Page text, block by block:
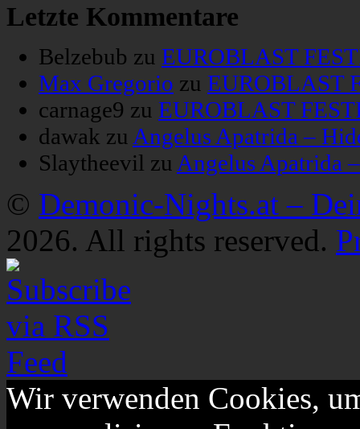
Letzte Kommentare
Belzebub zu EUROBLAST
Max Gregorio zu EUROBLAST
carnage9 zu EUROBLAST
dawak zu Angelus Apatrida –
Slaytheevil zu Angelus Apatrida
© Demonic-Nights.at –
2026. All rights reserved.
Wir verwenden Cookies,